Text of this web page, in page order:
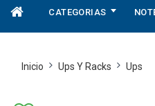
CATEGORIAS
Inicio Ups Y Racks Ups